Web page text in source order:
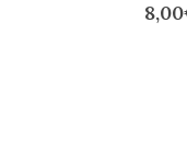
8,00